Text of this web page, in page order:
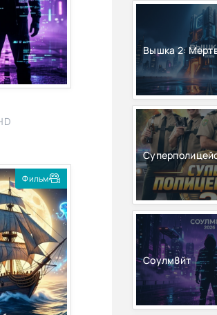
Фильм
Вышка 2:
Соулм8йт